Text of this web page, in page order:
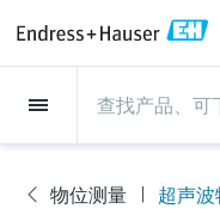
现场仪表
流量
流量
电磁流量计
物位测量
雷达物位测量
液体分析
pH电极和变送器
温度测量
温度变送器
压力测量
绝压和表压测量
系统产品
数据管理仪&数据记
光学分析
TDLAS和QF分析仪
Netilion IIoT
Netilion Value
服务产品
Project and
Project and
services
技术支持服务
远程技术支持
仪表维护
验证服务
仪表性能优化服
校准报告分析
行业应用
食品与饮料
支持
快速获取服务支持！
公司
Endress+Hauser集团
Endress+Hauser
公司概况
生产中心
物位和压力测量
集团实力
过程安全性
新闻与案例
新闻与案例总览
活动和培训
培训
您的
涯 物位测量 超声波